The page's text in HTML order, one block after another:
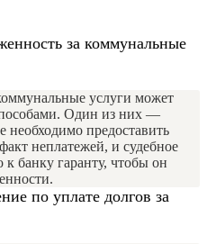
за коммунальные
услуги может
Один из них —
необходимо предоставить
неплатежей, и судебное
банку гаранту, чтобы он
по уплате долгов за